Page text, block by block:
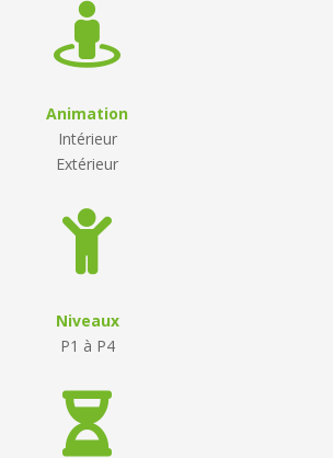

Animation
Intérieur
Extérieur

Niveaux
P1 à P4
